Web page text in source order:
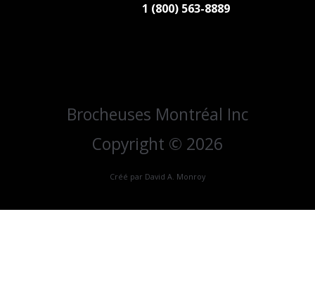
1 (800) 563-8889
Brocheuses Montréal Inc
Copyright © 2026
Créé par David A. Monroy